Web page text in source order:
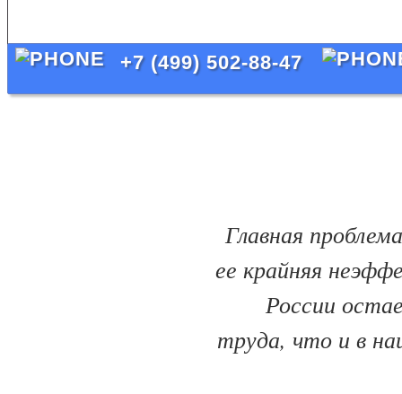
+7 (499) 502-88-47
Главная
ее крайняя
России
труда, что и в